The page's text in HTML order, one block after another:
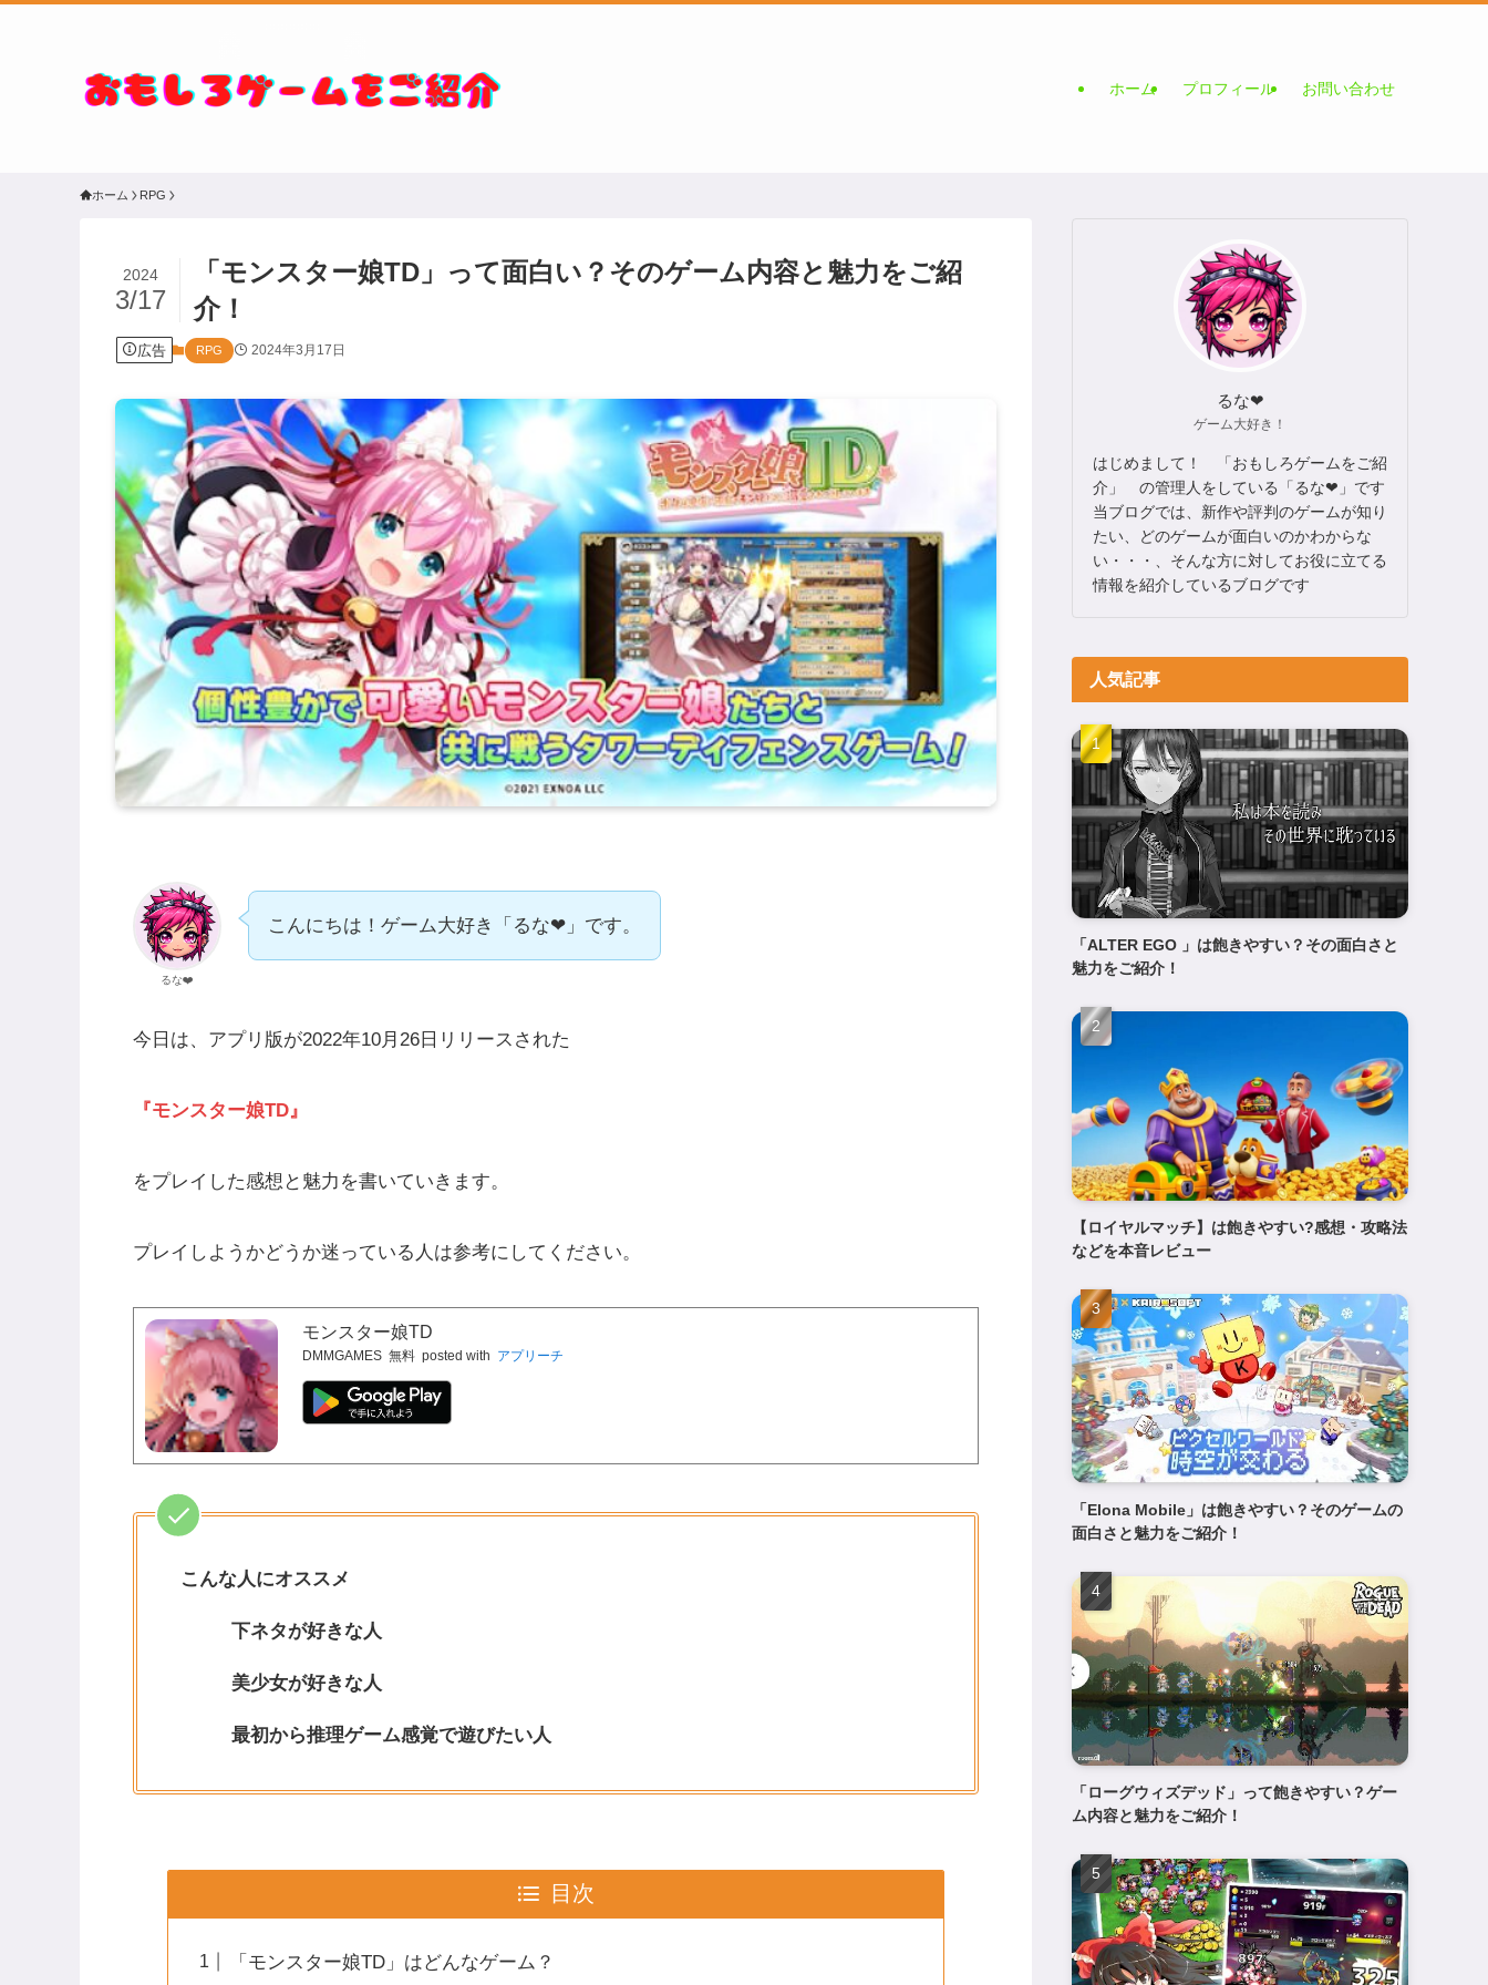
ホーム プロフィール お問い合わせ
ホーム RPG
「モンスター娘TD」って面白い？そのゲーム内容と魅力をご紹
介！
2024
3/17
広告 RPG 2024年3月17日
るな❤️
こんにちは！ゲーム大好き「るな❤」です。
今日は、アプリ版が2022年10月26日リリースされた
『モンスター娘TD』
をプレイした感想と魅力を書いていきます。
プレイしようかどうか迷っている人は参考にしてください。
モンスター娘TD
DMMGAMES 無料 posted with アプリーチ
こんな人にオススメ
下ネタが好きな人
美少女が好きな人
最初から推理ゲーム感覚で遊びたい人
目次
「モンスター娘TD」はどんなゲーム？
るな❤
ゲーム大好き！
はじめまして！ 「おもしろゲームをご紹
介」 の管理人をしている「るな❤」です
当ブログでは、新作や評判のゲームが知り
たい、どのゲームが面白いのかわからな
い・・・、そんな方に対してお役に立てる
情報を紹介しているブログです
人気記事
「ALTER EGO 」は飽きやすい？その面白さと
魅力をご紹介！
【ロイヤルマッチ】は飽きやすい?感想・攻略法
などを本音レビュー
「Elona Mobile」は飽きやすい？そのゲームの
面白さと魅力をご紹介！
「ローグウィズデッド」って飽きやすい？ゲー
ム内容と魅力をご紹介！